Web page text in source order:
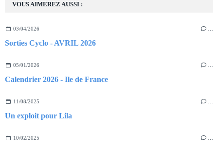
VOUS AIMEREZ AUSSI :
03/04/2026
Sorties Cyclo - AVRIL 2026
05/01/2026
Calendrier 2026 - Ile de France
11/08/2025
Un exploit pour Lila
10/02/2025